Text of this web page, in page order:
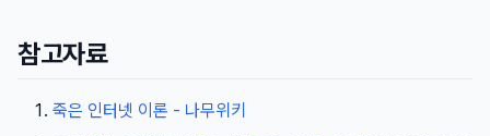
참고자료
죽은 인터넷 이론 - 나무위키